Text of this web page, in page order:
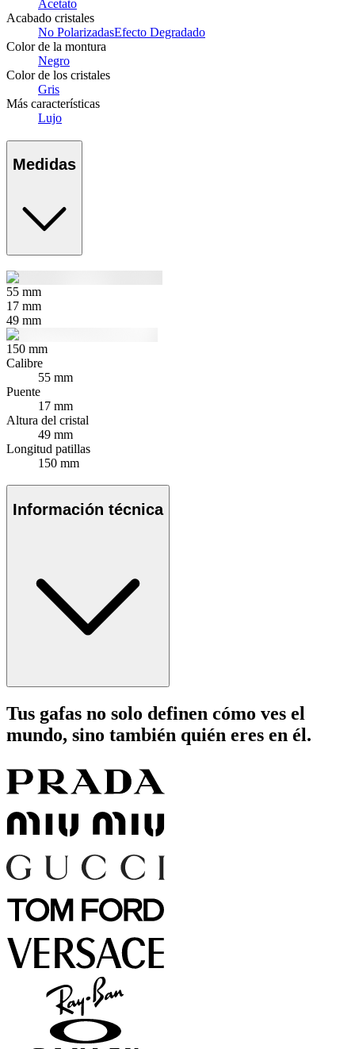
Acetato
Acabado cristales
No PolarizadasEfecto Degradado
Color de la montura
Negro
Color de los cristales
Gris
Más características
Lujo
Medidas
55 mm
17 mm
49 mm
150 mm
Calibre
55 mm
Puente
17 mm
Altura del cristal
49 mm
Longitud patillas
150 mm
Información técnica
Tus gafas no solo definen cómo ves el
mundo, sino también quién eres en él.